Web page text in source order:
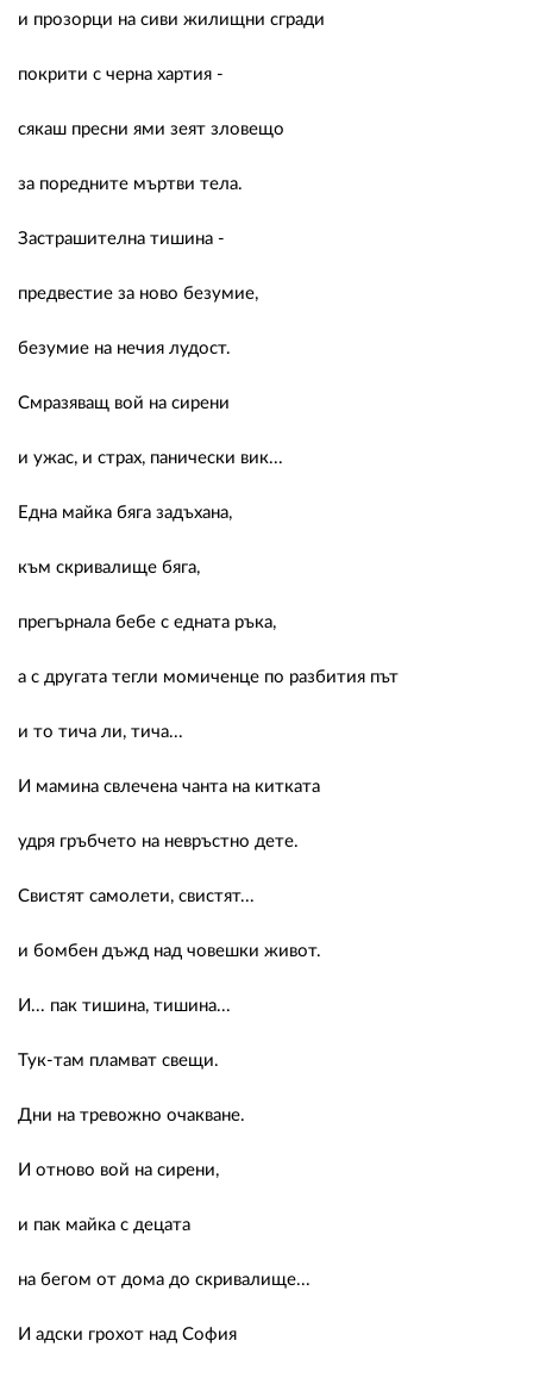
и прозорци на сиви жилищни сгради
покрити с черна хартия -
сякаш пресни ями зеят зловещо
за поредните мъртви тела.
Застрашителна тишина -
предвестие за ново безумие,
безумие на нечия лудост.
Смразяващ вой на сирени
и ужас, и страх, панически вик...
Една майка бяга задъхана,
към скривалище бяга,
прегърнала бебе с едната ръка,
а с другата тегли момиченце по разбития път
и то тича ли, тича...
И мамина свлечена чанта на китката
удря гръбчето на невръстно дете.
Свистят самолети, свистят...
и бомбен дъжд над човешки живот.
И... пак тишина, тишина...
Тук-там пламват свещи.
Дни на тревожно очакване.
И отново вой на сирени,
и пак майка с децата
на бегом от дома до скривалище...
И адски грохот над София